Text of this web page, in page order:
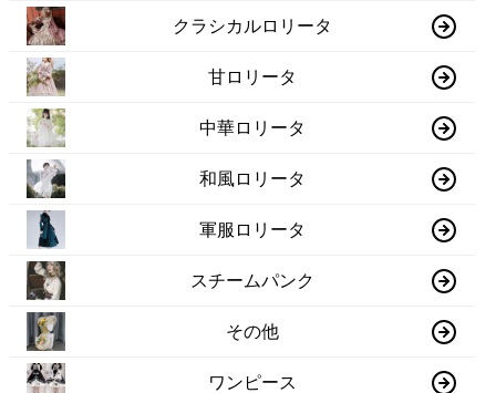
クラシカルロリータ
甘ロリータ
中華ロリータ
和風ロリータ
軍服ロリータ
スチームパンク
その他
ワンピース